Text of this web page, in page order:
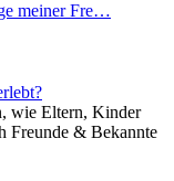
meiner Fre…
wie Eltern, Kinder
Freunde & Bekannte